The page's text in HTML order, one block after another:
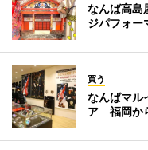
なんば高
ジパフォー
買う
なんばマル
ア 福岡か